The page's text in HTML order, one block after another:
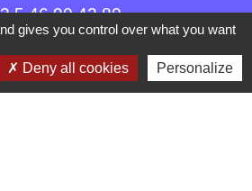
5 46 90 42 80
gives you control over what you want
Deny all cookies Personalize